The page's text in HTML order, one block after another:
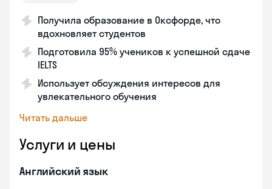
Получила образование в Оксфорде, что
вдохновляет студентов
Подготовила 95% учеников к успешной сдаче
IELTS
Использует обсуждения интересов для
увлекательного обучения
Читать дальше
Услуги и цены
Английский язык